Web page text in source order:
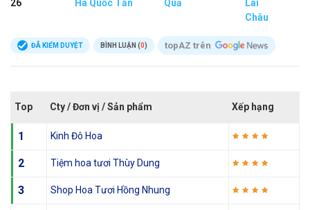
26
Hà Quốc Tấn
Quả
Lai
Châu
ĐÃ KIỂM DUYỆT BÌNH LUẬN (0) topAZ trên
Top Cty / Đơn vị / Sản phẩm Xếp hạng
1 Kinh Đô Hoa
2 Tiệm hoa tươi Thùy Dung
3 Shop Hoa Tươi Hồng Nhung